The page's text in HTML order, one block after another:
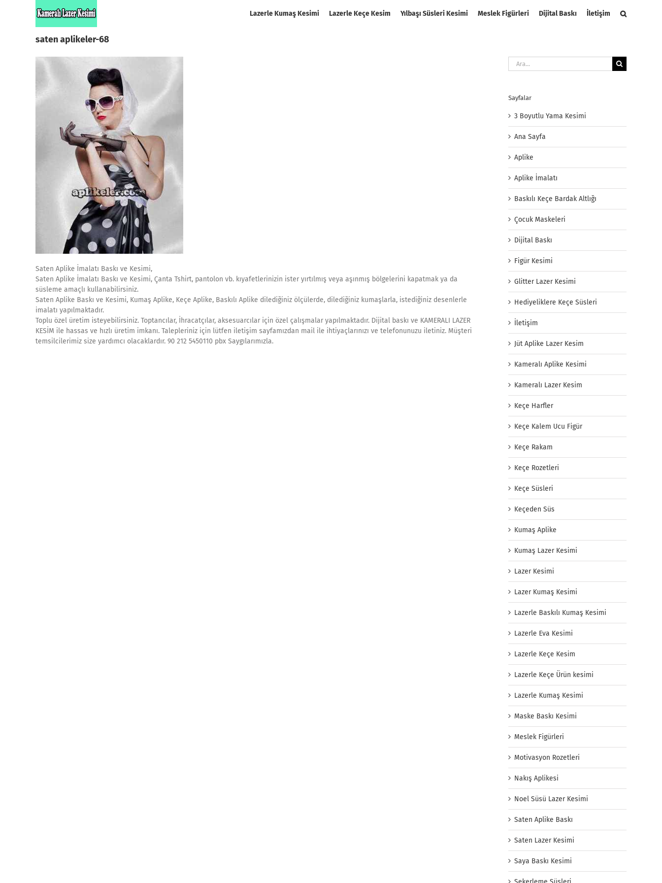
Lazerle Kumaş Kesimi Lazerle Keçe Kesim Yılbaşı Süsleri Kesimi Meslek Figürleri Dijital Baskı İletişim
saten aplikeler-68
Saten Aplike İmalatı Baskı ve Kesimi,
Saten Aplike İmalatı Baskı ve Kesimi, Çanta Tshirt, pantolon vb. kıyafetlerinizin ister yırtılmış veya aşınmış bölgelerini kapatmak ya da
süsleme amaçlı kullanabilirsiniz.
Saten Aplike Baskı ve Kesimi, Kumaş Aplike, Keçe Aplike, Baskılı Aplike dilediğiniz ölçülerde, dilediğiniz kumaşlarla, istediğiniz desenlerle
imalatı yapılmaktadır.
Toplu özel üretim isteyebilirsiniz. Toptancılar, İhracatçılar, aksesuarcılar için özel çalışmalar yapılmaktadır. Dijital baskı ve KAMERALI LAZER
KESİM ile hassas ve hızlı üretim imkanı. Talepleriniz için lütfen iletişim sayfamızdan mail ile ihtiyaçlarınızı ve telefonunuzu iletiniz. Müşteri
temsilcilerimiz size yardımcı olacaklardır. 90 212 5450110 pbx Saygılarımızla.
Ara:
Sayfalar
3 Boyutlu Yama Kesimi
Ana Sayfa
Aplike
Aplike İmalatı
Baskılı Keçe Bardak Altlığı
Çocuk Maskeleri
Dijital Baskı
Figür Kesimi
Glitter Lazer Kesimi
Hediyeliklere Keçe Süsleri
İletişim
Jüt Aplike Lazer Kesim
Kameralı Aplike Kesimi
Kameralı Lazer Kesim
Keçe Harfler
Keçe Kalem Ucu Figür
Keçe Rakam
Keçe Rozetleri
Keçe Süsleri
Keçeden Süs
Kumaş Aplike
Kumaş Lazer Kesimi
Lazer Kesimi
Lazer Kumaş Kesimi
Lazerle Baskılı Kumaş Kesimi
Lazerle Eva Kesimi
Lazerle Keçe Kesim
Lazerle Keçe Ürün kesimi
Lazerle Kumaş Kesimi
Maske Baskı Kesimi
Meslek Figürleri
Motivasyon Rozetleri
Nakış Aplikesi
Noel Süsü Lazer Kesimi
Saten Aplike Baskı
Saten Lazer Kesimi
Saya Baskı Kesimi